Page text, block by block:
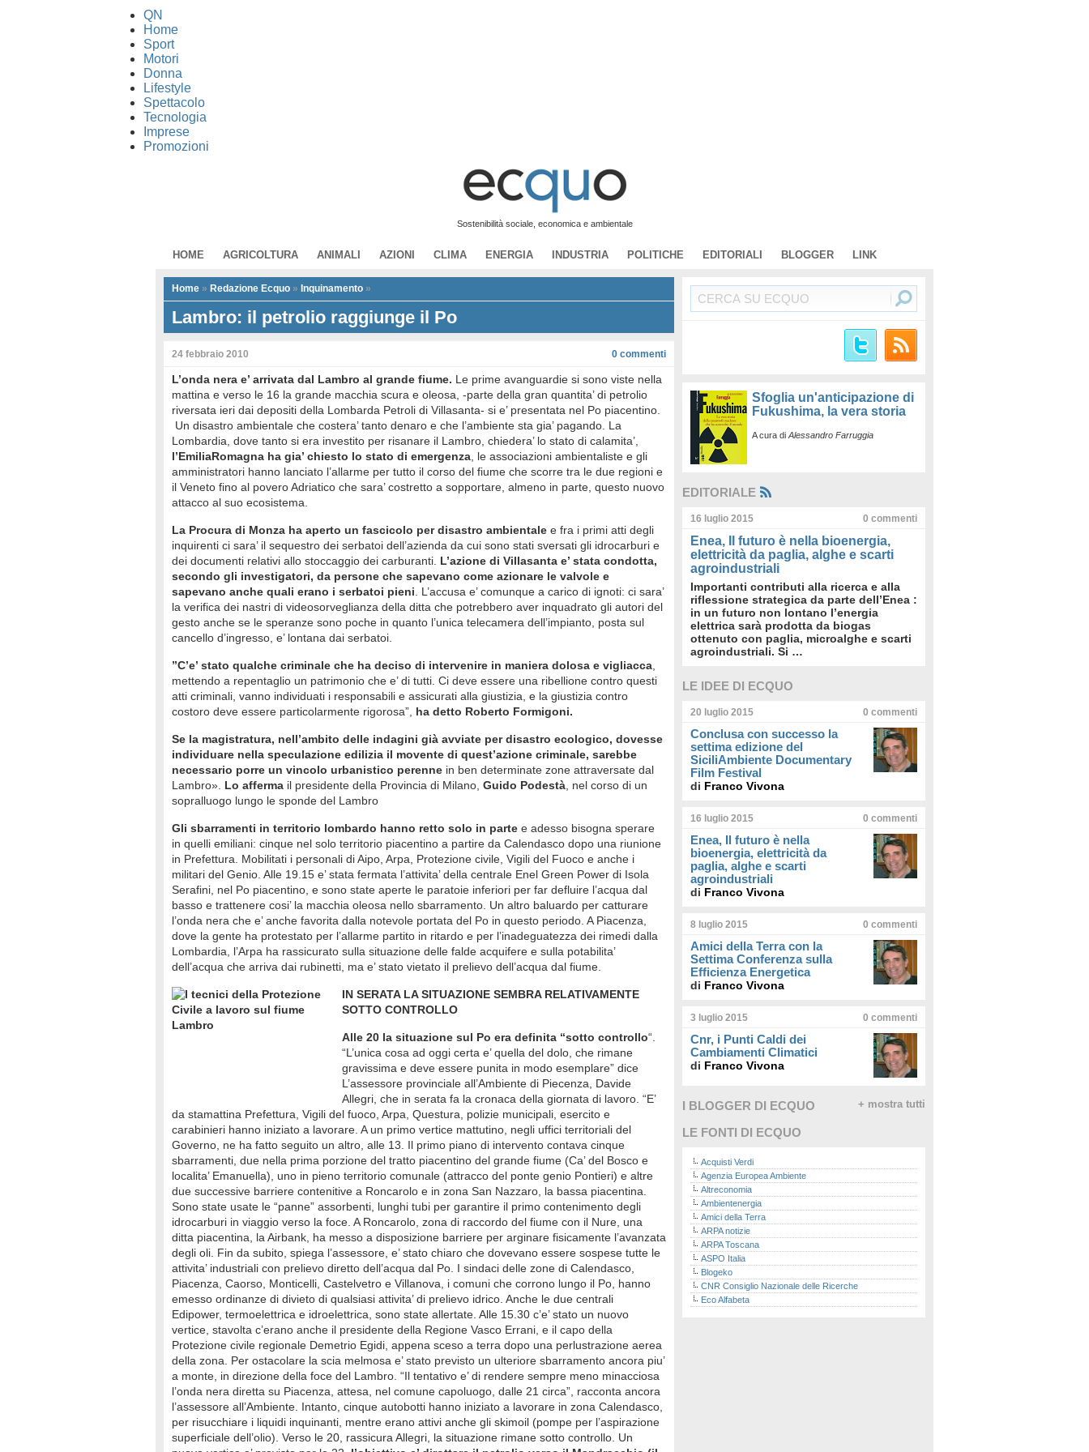
QN
Home
Sport
Motori
Donna
Lifestyle
Spettacolo
Tecnologia
Imprese
Promozioni
Sostenibilità sociale, economica e ambientale
HOME AGRICOLTURA ANIMALI AZIONI CLIMA ENERGIA INDUSTRIA POLITICHE EDITORIALI BLOGGER LINK
Home » Redazione Ecquo » Inquinamento »
Lambro: il petrolio raggiunge il Po
24 febbraio 2010 0 commenti
L’onda nera e’ arrivata dal Lambro al grande fiume. Le prime avanguardie si sono viste nella
mattina e verso le 16 la grande macchia scura e oleosa, -parte della gran quantita’ di petrolio
riversata ieri dai depositi della Lombarda Petroli di Villasanta- si e’ presentata nel Po piacentino.
Un disastro ambientale che costera’ tanto denaro e che l’ambiente sta gia’ pagando. La
Lombardia, dove tanto si era investito per risanare il Lambro, chiedera’ lo stato di calamita’,
l’EmiliaRomagna ha gia’ chiesto lo stato di emergenza , le associazioni ambientaliste e gli
amministratori hanno lanciato l’allarme per tutto il corso del fiume che scorre tra le due regioni e
il Veneto fino al povero Adriatico che sara’ costretto a sopportare, almeno in parte, questo nuovo
attacco al suo ecosistema.
La Procura di Monza ha aperto un fascicolo per disastro ambientale e fra i primi atti degli
inquirenti ci sara’ il sequestro dei serbatoi dell’azienda da cui sono stati sversati gli idrocarburi e
dei documenti relativi allo stoccaggio dei carburanti. L’azione di Villasanta e’ stata condotta,
secondo gli investigatori, da persone che sapevano come azionare le valvole e
sapevano anche quali erano i serbatoi pieni . L’accusa e’ comunque a carico di ignoti: ci sara’
la verifica dei nastri di videosorveglianza della ditta che potrebbero aver inquadrato gli autori del
gesto anche se le speranze sono poche in quanto l’unica telecamera dell’impianto, posta sul
cancello d’ingresso, e’ lontana dai serbatoi.
”C’e’ stato qualche criminale che ha deciso di intervenire in maniera dolosa e vigliacca
mettendo a repentaglio un patrimonio che e’ di tutti. Ci deve essere una ribellione contro questi
atti criminali, vanno individuati i responsabili e assicurati alla giustizia, e la giustizia contro
costoro deve essere particolarmente rigorosa”, ha detto Roberto Formigoni.
Se la magistratura, nell’ambito delle indagini già avviate per disastro ecologico, dovesse
individuare nella speculazione edilizia il movente di quest’azione criminale, sarebbe
necessario porre un vincolo urbanistico perenne in ben determinate zone attraversate dal
Lambro». Lo afferma il presidente della Provincia di Milano, Guido Podestà , nel corso di un
sopralluogo lungo le sponde del Lambro
Gli sbarramenti in territorio lombardo hanno retto solo in parte e adesso bisogna sperare
in quelli emiliani: cinque nel solo territorio piacentino a partire da Calendasco dopo una riunione
in Prefettura. Mobilitati i personali di Aipo, Arpa, Protezione civile, Vigili del Fuoco e anche i
militari del Genio. Alle 19.15 e’ stata fermata l’attivita’ della centrale Enel Green Power di Isola
Serafini, nel Po piacentino, e sono state aperte le paratoie inferiori per far defluire l’acqua dal
basso e trattenere cosi’ la macchia oleosa nello sbarramento. Un altro baluardo per catturare
l’onda nera che e’ anche favorita dalla notevole portata del Po in questo periodo. A Piacenza,
dove la gente ha protestato per l’allarme partito in ritardo e per l’inadeguatezza dei rimedi dalla
Lombardia, l’Arpa ha rassicurato sulla situazione delle falde acquifere e sulla potabilita’
dell’acqua che arriva dai rubinetti, ma e’ stato vietato il prelievo dell’acqua dal fiume.
IN SERATA LA SITUAZIONE SEMBRA RELATIVAMENTE
SOTTO CONTROLLO
Alle 20 la situazione sul Po era definita “sotto controllo“.
“L’unica cosa ad oggi certa e’ quella del dolo, che rimane
gravissima e deve essere punita in modo esemplare” dice
L’assessore provinciale all’Ambiente di Piecenza, Davide
Allegri, che in serata fa la cronaca della giornata di lavoro. “E’
da stamattina Prefettura, Vigili del fuoco, Arpa, Questura, polizie municipali, esercito e
carabinieri hanno iniziato a lavorare. A un primo vertice mattutino, negli uffici territoriali del
Governo, ne ha fatto seguito un altro, alle 13. Il primo piano di intervento contava cinque
sbarramenti, due nella prima porzione del tratto piacentino del grande fiume (Ca’ del Bosco e
localita’ Emanuella), uno in pieno territorio comunale (attracco del ponte genio Pontieri) e altre
due successive barriere contenitive a Roncarolo e in zona San Nazzaro, la bassa piacentina.
Sono state usate le “panne” assorbenti, lunghi tubi per garantire il primo contenimento degli
idrocarburi in viaggio verso la foce. A Roncarolo, zona di raccordo del fiume con il Nure, una
ditta piacentina, la Airbank, ha messo a disposizione barriere per arginare fisicamente l’avanzata
degli oli. Fin da subito, spiega l’assessore, e’ stato chiaro che dovevano essere sospese tutte le
attivita’ industriali con prelievo diretto dell’acqua dal Po. I sindaci delle zone di Calendasco,
Piacenza, Caorso, Monticelli, Castelvetro e Villanova, i comuni che corrono lungo il Po, hanno
emesso ordinanze di divieto di qualsiasi attivita’ di prelievo idrico. Anche le due centrali
Edipower, termoelettrica e idroelettrica, sono state allertate. Alle 15.30 c’e’ stato un nuovo
vertice, stavolta c’erano anche il presidente della Regione Vasco Errani, e il capo della
Protezione civile regionale Demetrio Egidi, appena sceso a terra dopo una perlustrazione aerea
della zona. Per ostacolare la scia melmosa e’ stato previsto un ulteriore sbarramento ancora piu’
a monte, in direzione della foce del Lambro. “Il tentativo e’ di rendere sempre meno minacciosa
l’onda nera diretta su Piacenza, attesa, nel comune capoluogo, dalle 21 circa”, racconta ancora
l’assessore all’Ambiente. Intanto, cinque autobotti hanno iniziato a lavorare in zona Calendasco,
per risucchiare i liquidi inquinanti, mentre erano attivi anche gli skimoil (pompe per l’aspirazione
superficiale dell’olio). Verso le 20, rassicura Allegri, la situazione rimane sotto controllo. Un
Sfoglia un'anticipazione di
Fukushima, la vera storia
A cura di Alessandro Farruggia
EDITORIALE
16 luglio 2015 0 commenti
Enea, Il futuro è nella bioenergia,
elettricità da paglia, alghe e scarti
agroindustriali
Importanti contributi alla ricerca e alla
riflessione strategica da parte dell’Enea :
in un futuro non lontano l’energia
elettrica sarà prodotta da biogas
ottenuto con paglia, microalghe e scarti
agroindustriali. Si …
LE IDEE DI ECQUO
20 luglio 2015 0 commenti
Conclusa con successo la
settima edizione del
SiciliAmbiente Documentary
Film Festival
di Franco Vivona
16 luglio 2015 0 commenti
Enea, Il futuro è nella
bioenergia, elettricità da
paglia, alghe e scarti
agroindustriali
di Franco Vivona
8 luglio 2015 0 commenti
Amici della Terra con la
Settima Conferenza sulla
Efficienza Energetica
di Franco Vivona
3 luglio 2015 0 commenti
Cnr, i Punti Caldi dei
Cambiamenti Climatici
di Franco Vivona
I BLOGGER DI ECQUO + mostra tutti
LE FONTI DI ECQUO
Acquisti Verdi
Agenzia Europea Ambiente
Altreconomia
Ambientenergia
Amici della Terra
ARPA notizie
ARPA Toscana
ASPO Italia
Blogeko
CNR Consiglio Nazionale delle Ricerche
Eco Alfabeta